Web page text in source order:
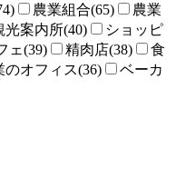
農業組合(65)
農業
光案内所(40)
ショッピ
ェ(39) 精肉店(38)
食
のオフィス(36)
ベーカ